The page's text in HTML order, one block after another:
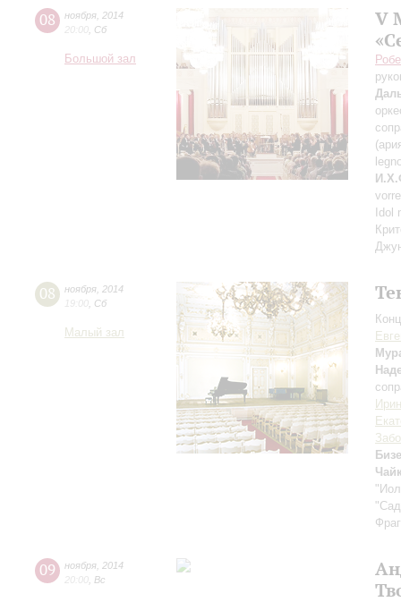
08 ноября 2014
20:00 Сб
Большой зал
V
Idol
08 ноября 2014
19:00 Сб
Малый зал
Бизе
09 ноября 2014
20:00 Вс